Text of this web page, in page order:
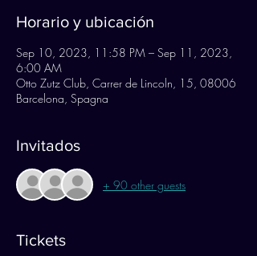
Horario y ubicación
Sep 10, 2023, 11:58 PM – Sep 11, 2023,
6:00 AM
Otto Zutz Club, Carrer de Lincoln, 15, 08006
Barcelona, Spagna
Invitados
+ 90 other guests
Tickets